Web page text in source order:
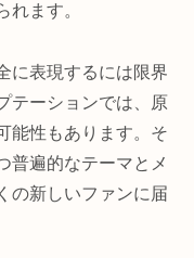
れます。
に表現するには限界
テーションでは、原
能性もあります。そ
普遍的なテーマとメ
の新しいファンに届